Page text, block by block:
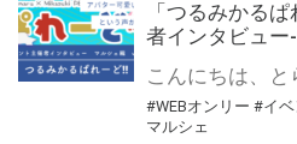
「つるみかる
者インタビュー
#WEBオンリー #イ
マルシェ